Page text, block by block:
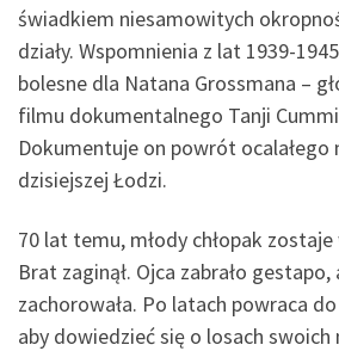
świadkiem niesamowitych
działy. Wspomnienia z lat 1939-
bolesne dla Natana Grossmana –
filmu dokumentalnego Tanji
Dokumentuje on powrót ocalałego
dzisiejszej Łodzi.
70 lat temu, młody chłopak
Brat zaginął. Ojca zabrało
zachorowała. Po latach powraca
aby dowiedzieć się o losach swoich